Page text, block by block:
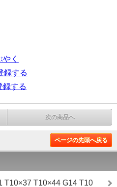
く
録する
録する
次の商品へ
ページの先頭へ戻る
T10×37 T10×44 G14 T10